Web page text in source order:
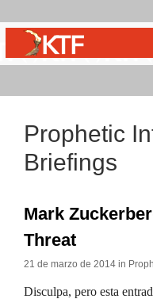
Prophetic
Briefings
Mark
Threat
21 de marzo de 2014 in
Disculpa, pero esta